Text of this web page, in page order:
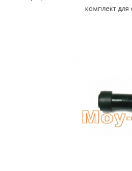
комплект для